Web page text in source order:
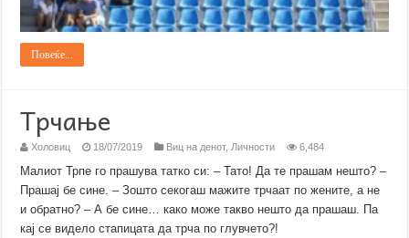
Повеќе...
Трчање
Холовиц 18/07/2019 Виц на денот, Личности 6,484
Малиот Трпе го прашува татко си: – Тато! Да те прашам нешто? –
Прашај бе сине. – Зошто секогаш мажите трчаат по жените, a не
и обратно? – А бе сине… како може такво нешто да прашаш. Па
кај се видело стапицата да трча по глувчето?!